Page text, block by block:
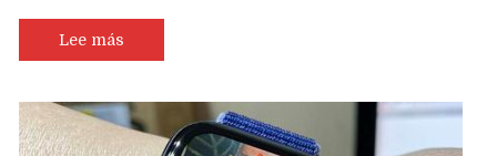
Lee más